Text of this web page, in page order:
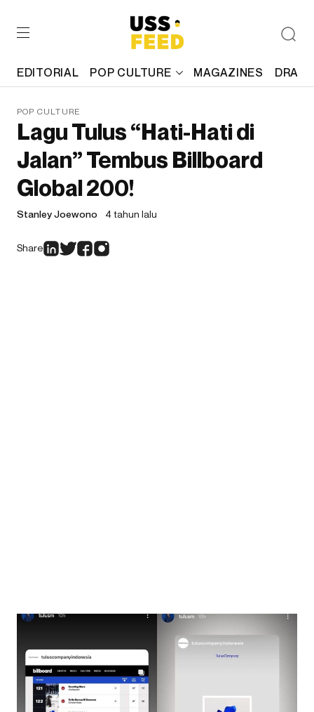
EDITORIAL POP CULTURE MAGAZINES
POP CULTURE
Lagu Tulus “Hati-Hati di
Jalan” Tembus Billboard
Global 200!
Stanley Joewono 4 tahun lalu
Share